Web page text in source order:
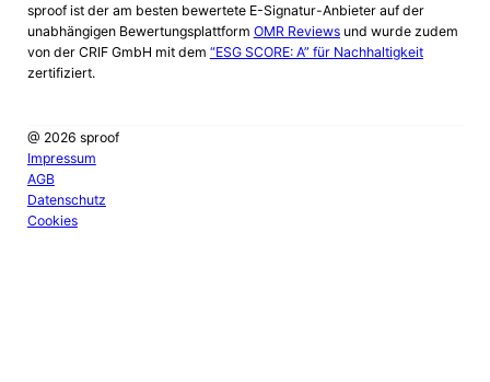
sproof ist der am besten bewertete E-Signatur-Anbieter auf der
unabhängigen Bewertungsplattform OMR Reviewsund wurde zudem
von der CRIF GmbH mit dem “ESG SCORE: A” für Nachhaltigkeit
zertifiziert.
@ 2026 sproof
Impressum
AGB
Datenschutz
Cookies